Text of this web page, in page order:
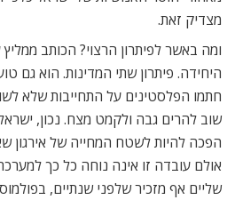
מצדיק זאת.
ומה באשר לפיתרון הרצוי? הכותב
היחידה. פיתרון שתי המדינות. הוא גם
חתמו הפלסטינים על התחייבות שלא
שוב להרים גבה ולקמט מצח. נכון,
הפכה להיות לשטח המחייה של אירגון
אולם עובדה זו אינה נוחה כל כך
שליים אף מזכיר שלפני שנתיים,